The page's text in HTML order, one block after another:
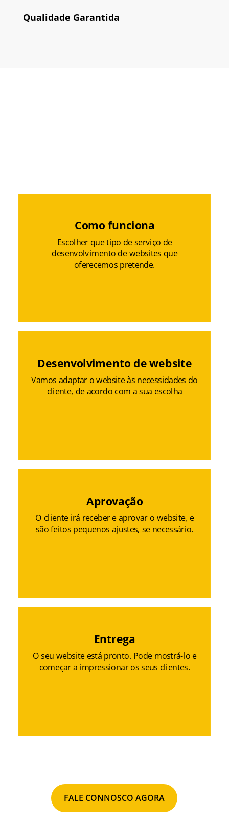
Qualidade Garantida
Como funciona
Escolher que tipo de serviço de
desenvolvimento de websites que
oferecemos pretende.
Desenvolvimento de website
Vamos adaptar o website às necessidades do
cliente, de acordo com a sua escolha
Aprovação
O cliente irá receber e aprovar o website, e
são feitos pequenos ajustes, se necessário.
Entrega
O seu website está pronto. Pode mostrá-lo e
começar a impressionar os seus clientes.
FALE CONNOSCO AGORA